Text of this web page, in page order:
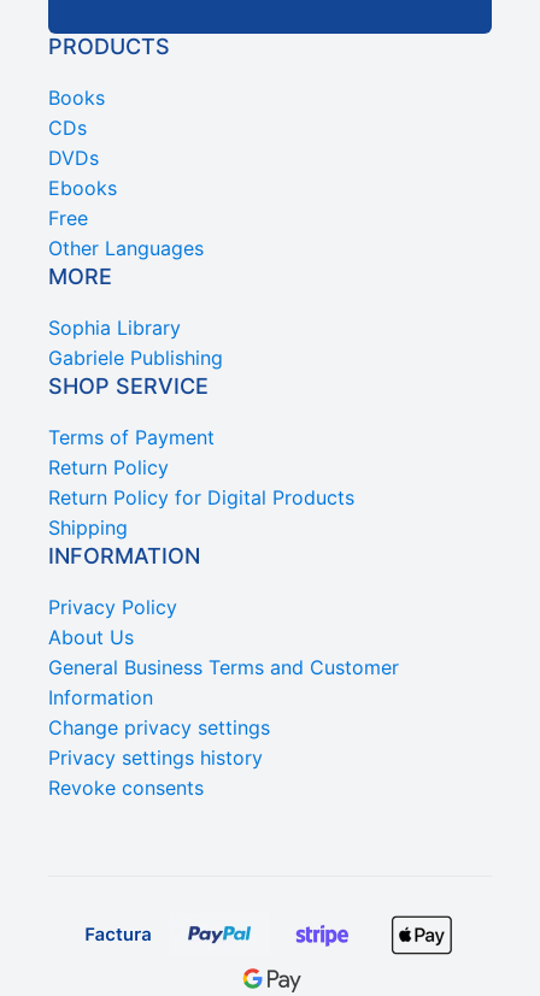
PRODUCTS
Books
CDs
DVDs
Ebooks
Free
Other Languages
MORE
Sophia Library
Gabriele Publishing
SHOP SERVICE
Terms of Payment
Return Policy
Return Policy for Digital Products
Shipping
INFORMATION
Privacy Policy
About Us
General Business Terms and Customer
Information
Change privacy settings
Privacy settings history
Revoke consents